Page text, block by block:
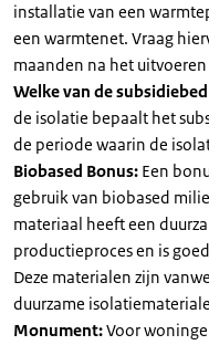
installatie van een
een warmtenet. Vraag
maanden na het
Welke van de
de isolatie bepaalt het
de periode waarin de
Biobased Bonus: Een
gebruik van biobased
materiaal heeft een
productieproces en is
Deze materialen zijn
duurzame
Monument:Voor